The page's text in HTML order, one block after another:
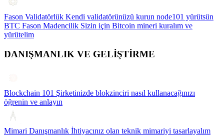
Fason Validatörlük Kendi validatörünüzü kurun node101 yürütsün
BTC Fason Madencilik Sizin için Bitcoin mineri kuralım ve
yürütelim
DANIŞMANLIK VE GELİŞTİRME
Blockchain 101 Şirketinizde blokzinciri nasıl kullanacağınızı
öğrenin ve anlayın
Mimari Danışmanlık İhtiyacınız olan teknik mimariyi tasarlayalım